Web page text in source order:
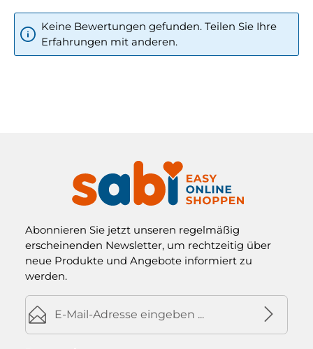
Keine Bewertungen gefunden. Teilen Sie Ihre
Erfahrungen mit anderen.
Abonnieren Sie jetzt unseren regelmäßig
erscheinenden Newsletter, um rechtzeitig über
neue Produkte und Angebote informiert zu
werden.
E-Mail-Adresse*